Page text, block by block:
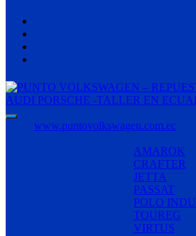
www.puntovolkswagen.com.ec
AMAROK
CRAFTER
JETTA
PASSAT
POLO INDU
TOUREG
VIRTUS